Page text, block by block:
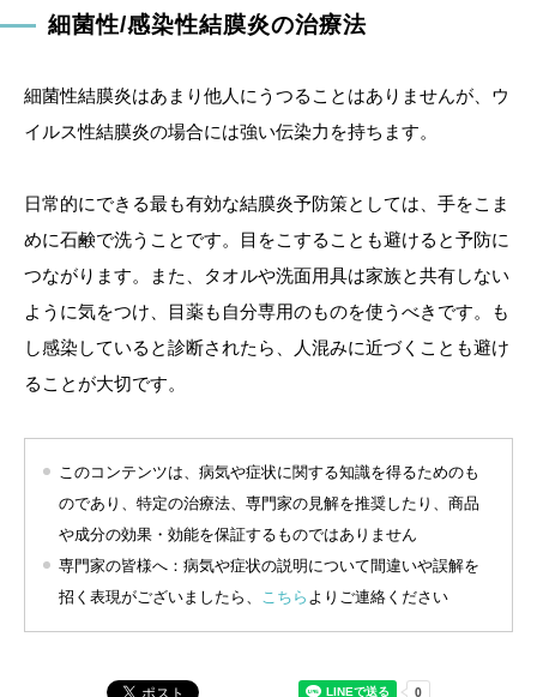
細菌性/感染性結膜炎の治療法
細菌性結膜炎はあまり他人にうつることはありませんが、ウ
イルス性結膜炎の場合には強い伝染力を持ちます。
日常的にできる最も有効な結膜炎予防策としては、手をこま
めに石鹸で洗うことです。目をこすることも避けると予防に
つながります。また、タオルや洗面用具は家族と共有しない
ように気をつけ、目薬も自分専用のものを使うべきです。も
し感染していると診断されたら、人混みに近づくことも避け
ることが大切です。
このコンテンツは、病気や症状に関する知識を得るためのも
のであり、特定の治療法、専門家の見解を推奨したり、商品
や成分の効果・効能を保証するものではありません
専門家の皆様へ：病気や症状の説明について間違いや誤解を
招く表現がございましたら、
こちら よりご連絡ください